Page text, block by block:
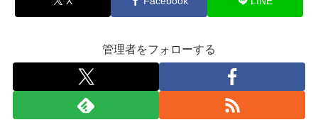
管理者をフォローする